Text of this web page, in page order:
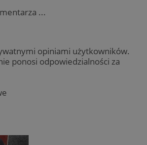
...
opiniami użytkowników.
ponosi odpowiedzialności za